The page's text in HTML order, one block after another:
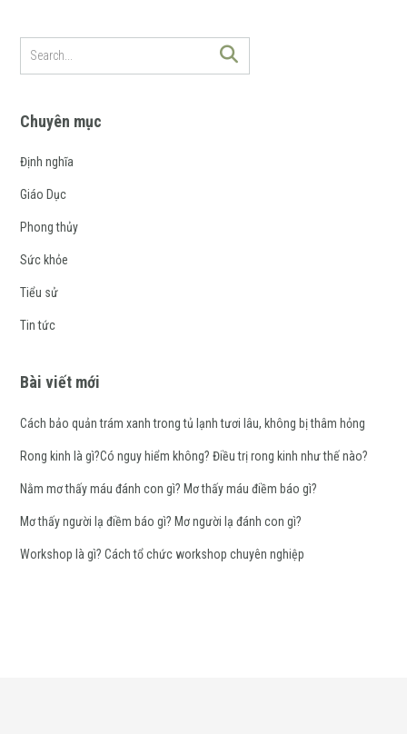
Chuyên mục
Định nghĩa
Giáo Dục
Phong thủy
Sức khỏe
Tiểu sử
Tin tức
Bài viết mới
Cách bảo quản trám xanh trong tủ lạnh tươi lâu, không bị thâm hỏng
Rong kinh là gì?Có nguy hiểm không? Điều trị rong kinh như thế nào?
Nằm mơ thấy máu đánh con gì? Mơ thấy máu điềm báo gì?
Mơ thấy người lạ điềm báo gì? Mơ người lạ đánh con gì?
Workshop là gì? Cách tổ chức workshop chuyên nghiệp